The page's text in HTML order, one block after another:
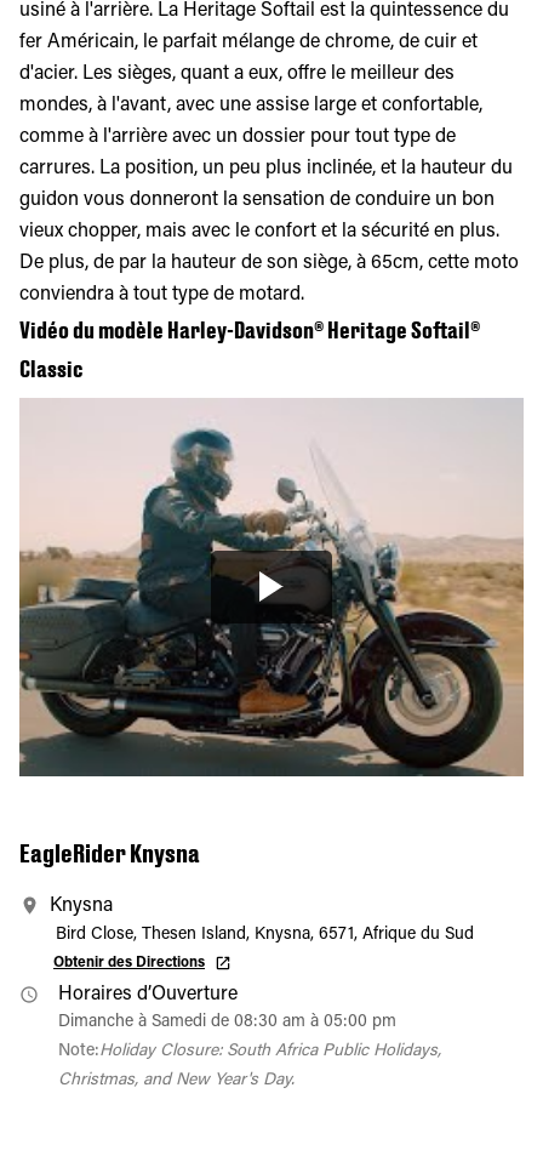
usiné à l'arrière. La Heritage Softail est la quintessence du
fer Américain, le parfait mélange de chrome, de cuir et
d'acier. Les sièges, quant a eux, offre le meilleur des
mondes, à l'avant, avec une assise large et confortable,
comme à l'arrière avec un dossier pour tout type de
carrures. La position, un peu plus inclinée, et la hauteur du
guidon vous donneront la sensation de conduire un bon
vieux chopper, mais avec le confort et la sécurité en plus.
De plus, de par la hauteur de son siège, à 65cm, cette moto
conviendra à tout type de motard.
Vidéo du modèle Harley-Davidson® Heritage Softail®
Classic
EagleRider Knysna
Knysna
Bird Close, Thesen Island, Knysna, 6571, Afrique du Sud
Obtenir des Directions
Horaires d’Ouverture
Dimanche à Samedi de 08:30 am à 05:00 pm
Note:Holiday Closure: South Africa Public Holidays,
Christmas, and New Year's Day.